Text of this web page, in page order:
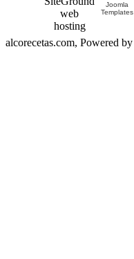
Joomla
Templates
alcorecetas.com, Powered by